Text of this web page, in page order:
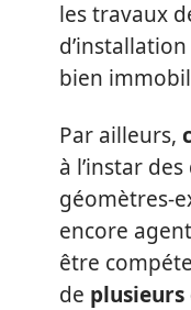
les travaux
bien
Par ailleurs,
à l’instar
géomètres-
encore
être
de